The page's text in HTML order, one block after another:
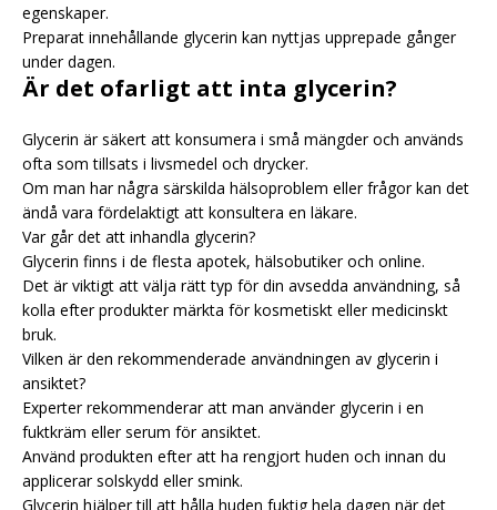
egenskaper.
Preparat innehållande glycerin kan nyttjas upprepade gånger
under dagen.
Är det ofarligt att inta glycerin?
Glycerin är säkert att konsumera i små mängder och används
ofta som tillsats i livsmedel och drycker.
Om man har några särskilda hälsoproblem eller frågor kan det
ändå vara fördelaktigt att konsultera en läkare.
Var går det att inhandla glycerin?
Glycerin finns i de flesta apotek, hälsobutiker och online.
Det är viktigt att välja rätt typ för din avsedda användning, så
kolla efter produkter märkta för kosmetiskt eller medicinskt
bruk.
Vilken är den rekommenderade användningen av glycerin i
ansiktet?
Experter rekommenderar att man använder glycerin i en
fuktkräm eller serum för ansiktet.
Använd produkten efter att ha rengjort huden och innan du
applicerar solskydd eller smink.
Glycerin hjälper till att hålla huden fuktig hela dagen när det